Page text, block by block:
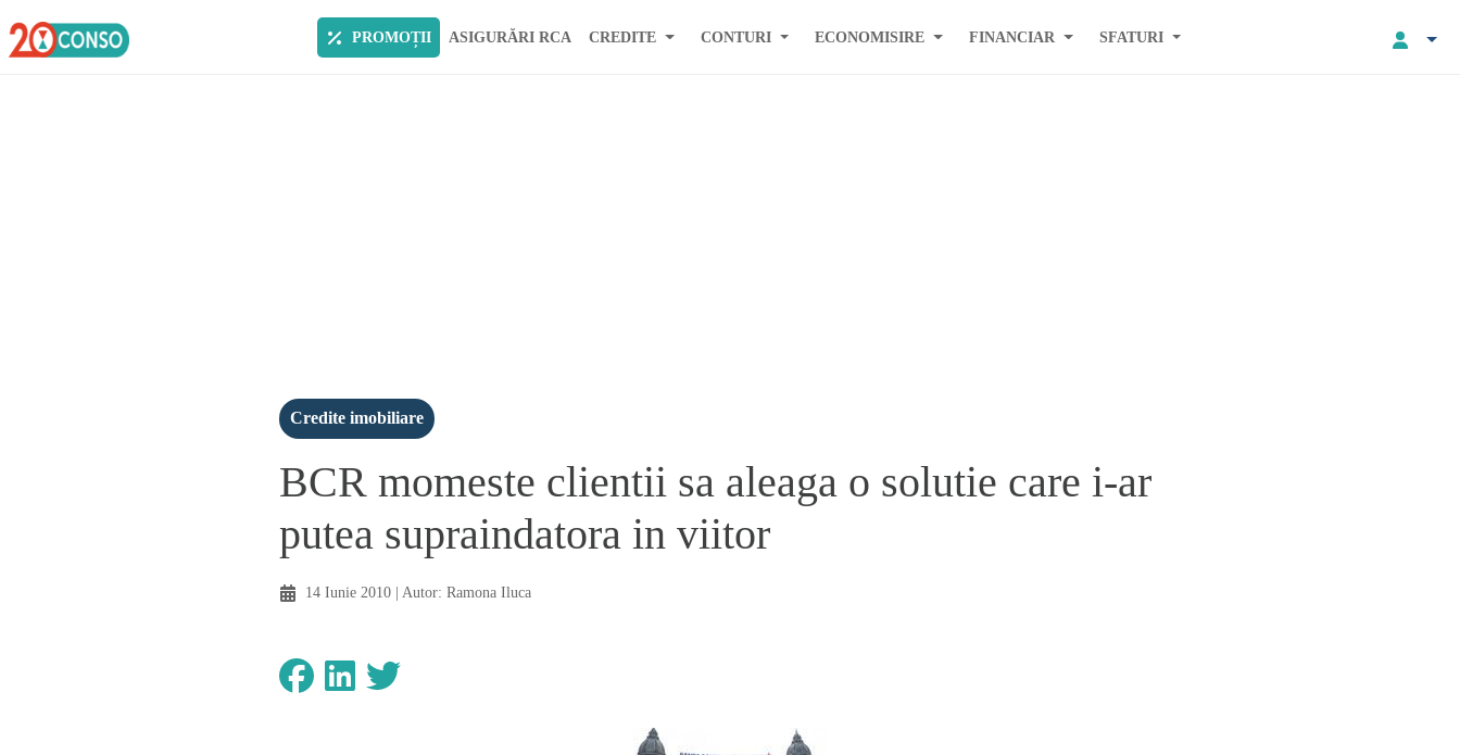
PROMOȚII ASIGURĂRI RCA CREDITE CONTURI ECONOMISIRE FINANCIAR SFATURI
Credite imobiliare
BCR momeste clientii sa aleaga o solutie care i-ar
putea supraindatora in viitor
14 Iunie 2010| Autor: Ramona Iluca